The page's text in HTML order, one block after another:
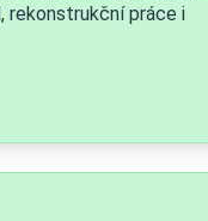
rekonstrukční práce i